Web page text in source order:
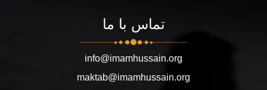
تماس با ما
info@imamhussain.org
maktab@imamhussain.org